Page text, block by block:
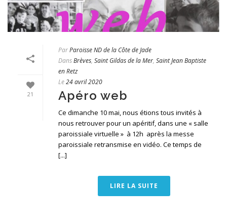
21
ParParoisse ND de la Côte de Jade
DansBrèves, Saint Gildas de la Mer, Saint Jean Baptiste
en Retz
Le24 avril 2020
Apéro web
Ce dimanche 10 mai, nous étions tous invités à
nous retrouver pour un apéritif, dans une « salle
paroissiale virtuelle » à 12h après la messe
paroissiale retransmise en vidéo. Ce temps de
[...]
LIRE LA SUITE